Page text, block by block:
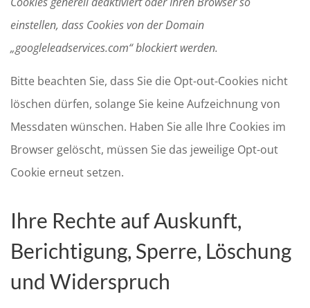
einstellen, dass Cookies von der Domain
„googleleadservices.com“ blockiert werden.
Bitte beachten Sie, dass Sie die Opt-out-Cookies nicht
löschen dürfen, solange Sie keine Aufzeichnung von
Messdaten wünschen. Haben Sie alle Ihre Cookies im
Browser gelöscht, müssen Sie das jeweilige Opt-out
Cookie erneut setzen.
Ihre Rechte auf Auskunft,
Berichtigung, Sperre, Löschung
und Widerspruch